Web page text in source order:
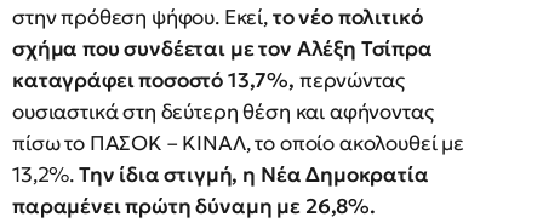
στην πρόθεση ψήφου. Εκεί,το νέο πολιτικό
σχήμα που συνδέεται με τον Αλέξη Τσίπρα
καταγράφει ποσοστό 13,7%, περνώντας
ουσιαστικά στη δεύτερη θέση και αφήνοντας
πίσω το ΠΑΣΟΚ – ΚΙΝΑΛ, το οποίο ακολουθεί με
13,2%.Την ίδια στιγμή, η Νέα Δημοκρατία
παραμένει πρώτη δύναμη με 26,8%.